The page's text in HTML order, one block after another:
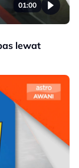
01:00
lewat